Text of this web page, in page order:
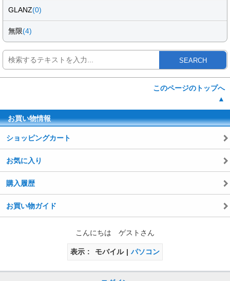
GLANZ(0)
無限(4)
SEARCH
このページのトップへ
▲
お買い物情報
ショッピングカート
お気に入り
購入履歴
お買い物ガイド
こんにちは ゲストさん
表示 モバイル パソコン